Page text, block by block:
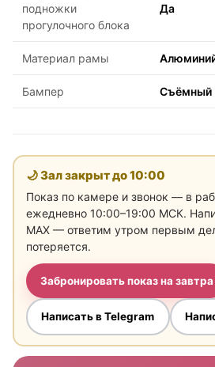
подножки
прогулочного блока
Да
Материал рамы
Бампер Съёмный
🌙 Зал закрыт до10:00
Показ по камере и звонок — в
ежедневно 10:00–19:00 МСК.
MAX — ответим утром первым
потеряется.
Забронировать показ на завтра
Написать в Telegram